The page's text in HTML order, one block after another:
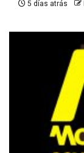
5 días atrás